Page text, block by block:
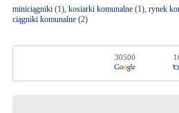
miniciągniki(1), kosiarki komunalne(1), rynek
ciągniki komunalne(2)
30500